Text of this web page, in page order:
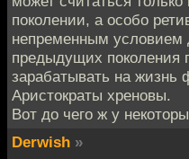
поколении, а особо
непременным условием
предыдущих поколения
зарабатывать на жизнь
Аристократы хреновы.
Вот до чего ж у
Derwish »